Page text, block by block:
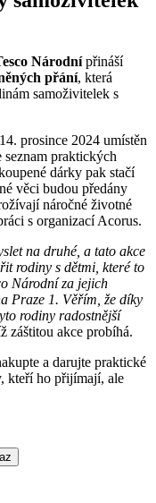
Národnípřináší
přání, která
samoživitelek s
prosince 2024 umístěn
seznam praktických
dárky pak stačí
věci budou předány
náročné životné
s organizací Acorus.
na druhé, a tato akce
rodiny s dětmi, které to
Národní za jejich
Praze 1. Věřím, že díky
rodiny radostnější
záštitou akce probíhá.
a darujte praktické
kteří ho přijímají, ale